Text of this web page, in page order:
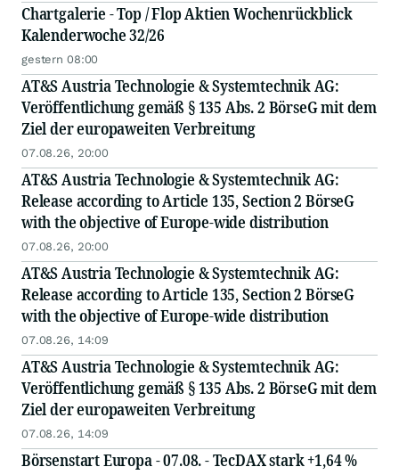
Chartgalerie - Top / Flop Aktien Wochenrückblick
Kalenderwoche 32/26
gestern 08:00
AT&S Austria Technologie & Systemtechnik AG:
Veröffentlichung gemäß § 135 Abs. 2 BörseG mit dem
Ziel der europaweiten Verbreitung
07.08.26, 20:00
AT&S Austria Technologie & Systemtechnik AG:
Release according to Article 135, Section 2 BörseG
with the objective of Europe-wide distribution
07.08.26, 20:00
AT&S Austria Technologie & Systemtechnik AG:
Release according to Article 135, Section 2 BörseG
with the objective of Europe-wide distribution
07.08.26, 14:09
AT&S Austria Technologie & Systemtechnik AG:
Veröffentlichung gemäß § 135 Abs. 2 BörseG mit dem
Ziel der europaweiten Verbreitung
07.08.26, 14:09
Börsenstart Europa - 07.08. - TecDAX stark +1,64 %